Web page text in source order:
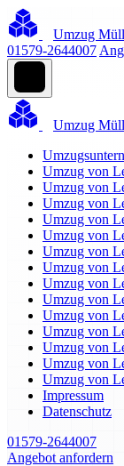
Umzug
01579-2644007
Umzug
Umzug von
Umzug von
Umzug von
Umzug von
Umzug von
Umzug von
Umzug von
Umzug von
Umzug von
Umzug von
Umzug von
Umzug von
Umzug von
Umzug von
Impressum
Datenschutz
01579-2644007
Angebot anfordern